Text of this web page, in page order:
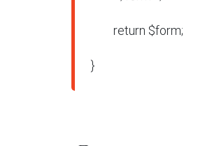
	return $form;
}